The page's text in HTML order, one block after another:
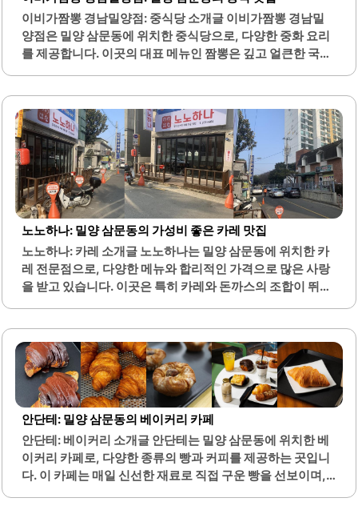
이비가짬뽕 경남밀양점: 중식당 소개글 이비가짬뽕 경남밀
양점은 밀양 삼문동에 위치한 중식당으로, 다양한 중화 요리
를 제공합니다. 이곳의 대표 메뉴인 짬뽕은 깊고 얼큰한 국물
주어 많은 이들에게 사랑받고 있습니다.또한, 탕수육은 바삭
한 겉과 부드러운 속이 조화를 이루며, 양파와 함께 제공되어
더욱 풍미를 더합니다. 이비가짬뽕은 청결한 환경을 유지하
고 있으며, 신선한 재료를 사용하여 요리를 준비합니다. 고객
들은 이곳에서 제공되는 음식의 맛과 품질에 대해 긍정적인
반응을 보이고 있습니다.점심시간에는 동료들과 함께 방문
하여 즐거운 시간을 보내기에 적합한 장소입니다. 이비가짬
뽕은 해장 음식으로도 인기가 있으며, 술자리와 함께 즐기기
에도 좋은 메뉴가 많습니다. 직원들은 친절하게 서비스를 제
공하여 고객의 만족도를 높이고..
노노하나: 밀양 삼문동의 가성비 좋은 카레 맛집
노노하나: 카레 소개글 노노하나는 밀양 삼문동에 위치한 카
레 전문점으로, 다양한 메뉴와 합리적인 가격으로 많은 사랑
을 받고 있습니다. 이곳은 특히 카레와 돈까스의 조합이 뛰어
수 있으며, 양파로 깊은 맛을 낸 카레는 진한 풍미를 자랑합니
다.또한, 돈까스는 바삭한 튀김옷과 부드러운 고기의 조화가
일품입니다. 노노하나는 테이블 수가 많지 않지만, 항상 손님
들로 붐비는 인기 있는 장소입니다. 혼자서도 편안하게 식사
할 수 있는 분위기를 제공하며, 포장 서비스도 이용할 수 있어
언제 어디서나 맛있는 카레를 즐길 수 있습니다.이곳의 카레
는 양이 많아 든든하게 식사할 수 있으며, 가격 또한 매우 합
리적입니다. 특히, 가성비가 뛰어난..
안단테: 밀양 삼문동의 베이커리 카페
안단테: 베이커리 소개글 안단테는 밀양 삼문동에 위치한 베
이커리 카페로, 다양한 종류의 빵과 커피를 제공하는 곳입니
다. 이 카페는 매일 신선한 재료로 직접 구운 빵을 선보이며,